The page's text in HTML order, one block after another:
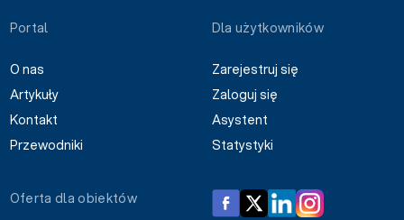
Portal
O nas
Artykuły
Kontakt
Przewodniki
Dla użytkowników
Zarejestruj się
Zaloguj się
Asystent
Statystyki
Oferta dla obiektów